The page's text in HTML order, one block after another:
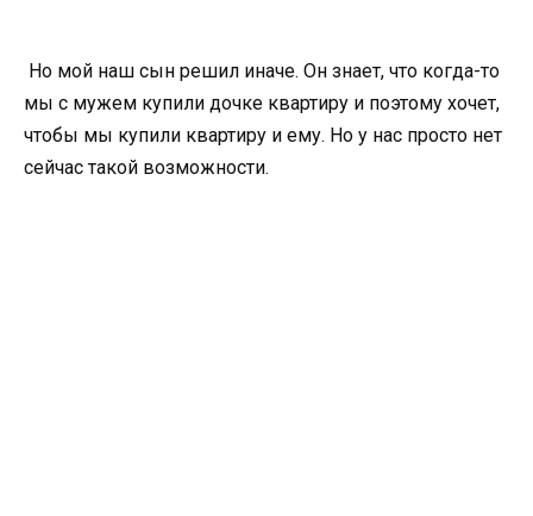
Но мой наш сын решил иначе. Он знает, что когда-то
мы с мужем купили дочке квартиру и поэтому хочет,
чтобы мы купили квартиру и ему. Но у нас просто нет
сейчас такой возможности.